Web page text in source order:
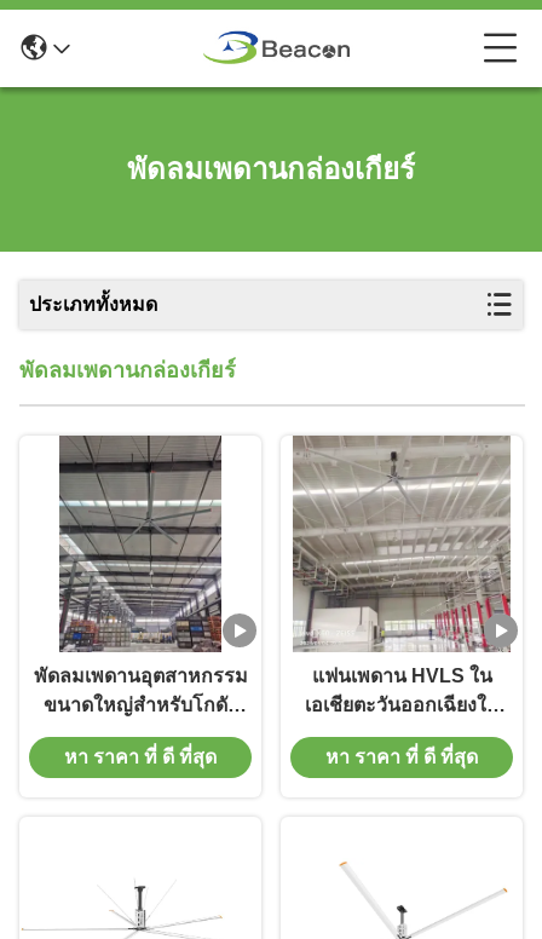
พัดลมเพดานกล่องเกียร์
ประเภททั้งหมด
พัดลมเพดานกล่องเกียร์
พัดลมเพดานอุตสาหกรรม
ขนาดใหญ่สําหรับโกดัง
และโรงงานด้วยมอเตอร์
ขับเกียร์
หา ราคา ที่ ดี ที่สุด
แฟนเพดาน HVLS ใน
เอเชียตะวันออกเฉียงใต้
สําหรับขนาดต่าง ๆ ด้วย
มอเตอร์กล่องเกียร์ 40dB
หา ราคา ที่ ดี ที่สุด